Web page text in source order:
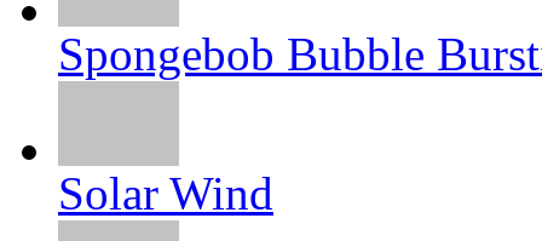
Spongebob Bubble
Solar Wind